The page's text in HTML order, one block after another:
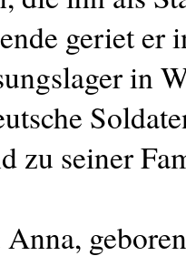
geriet er
in
zu seiner